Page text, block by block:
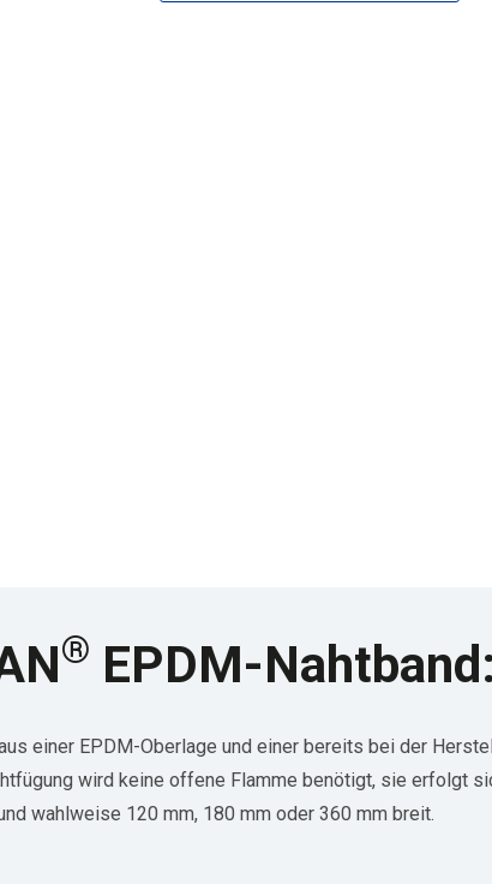
® EPDM-
einer EPDM-Oberlage und einer bereits bei der
wird keine offene Flamme benötigt, sie
wahlweise 120 mm, 180 mm oder 360 mm breit.